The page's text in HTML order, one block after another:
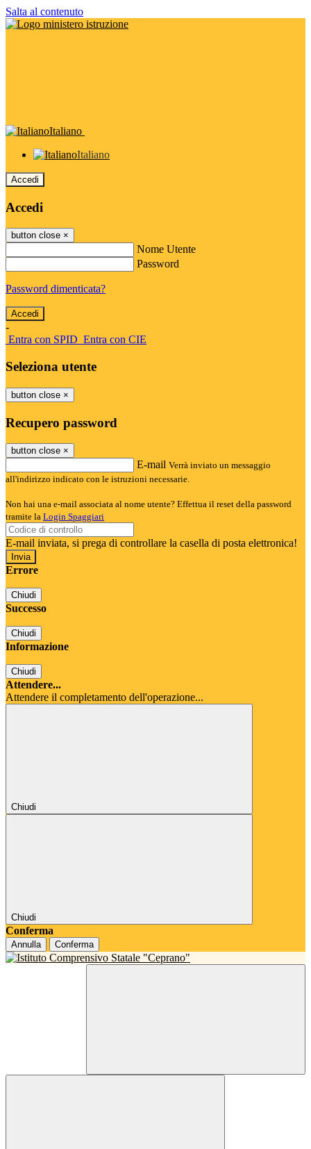
Salta al contenuto
Italiano
Italiano
Accedi
Accedi
button close ×
Nome Utente
Password
Password dimenticata?
-
Entra con SPID Entra con CIE
Seleziona utente
button close ×
Recupero password
button close ×
E-mail Verrà inviato un messaggio
all'indirizzo indicato con le istruzioni necessarie.
Non hai una e-mail associata al nome utente? Effettua il reset della password
tramite la Login Spaggiari
E-mail inviata, si prega di controllare la casella di posta elettronica!
Errore
Chiudi
Successo
Chiudi
Informazione
Chiudi
Attendere...
Attendere il completamento dell'operazione...
Chiudi
Chiudi
Conferma
Annulla Conferma